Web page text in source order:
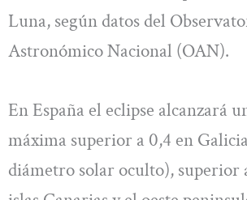
Luna, según datos del
Astronómico Nacional (OAN).
En España el eclipse alcanzará
máxima superior a 0,4 en
diámetro solar oculto), superior